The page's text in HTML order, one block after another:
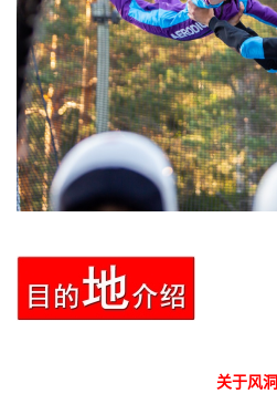
关于风洞